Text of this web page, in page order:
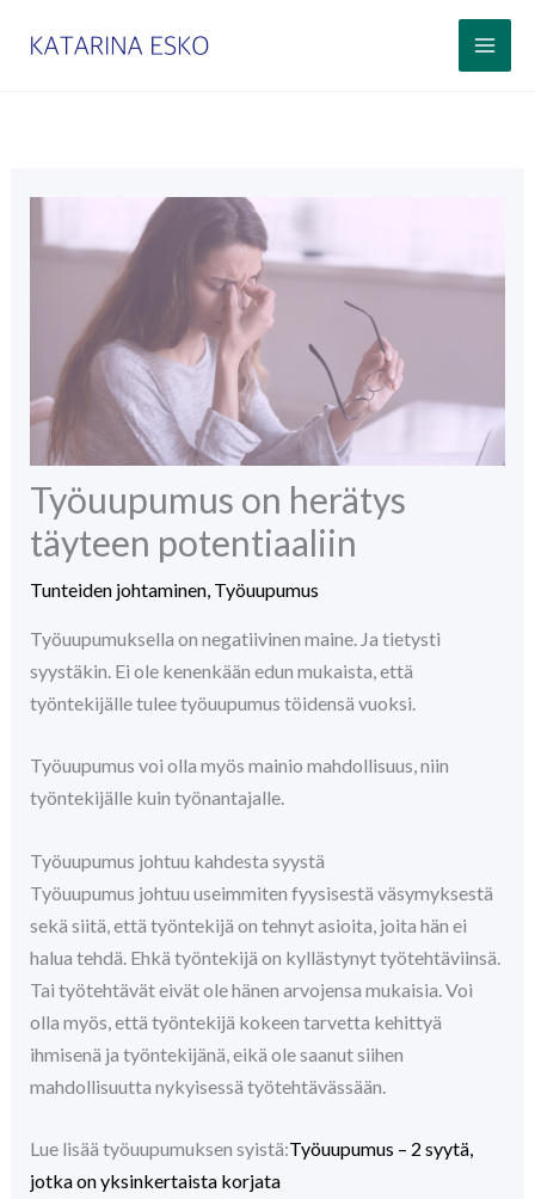
sisältöön
Työuupumus on herätys
täyteen potentiaaliin
Tunteiden johtaminen, Työuupumus
Työuupumuksella on negatiivinen maine. Ja tietysti
syystäkin. Ei ole kenenkään edun mukaista, että
työntekijälle tulee työuupumus töidensä vuoksi.
Työuupumus voi olla myös mainio mahdollisuus, niin
työntekijälle kuin työnantajalle.
Työuupumus johtuu kahdesta syystä
Työuupumus johtuu useimmiten fyysisestä väsymyksestä
sekä siitä, että työntekijä on tehnyt asioita, joita hän ei
halua tehdä. Ehkä työntekijä on kyllästynyt työtehtäviinsä.
Tai työtehtävät eivät ole hänen arvojensa mukaisia. Voi
olla myös, että työntekijä kokeen tarvetta kehittyä
ihmisenä ja työntekijänä, eikä ole saanut siihen
mahdollisuutta nykyisessä työtehtävässään.
Lue lisää työuupumuksen syistä:Työuupumus – 2 syytä,
jotka on yksinkertaista korjata